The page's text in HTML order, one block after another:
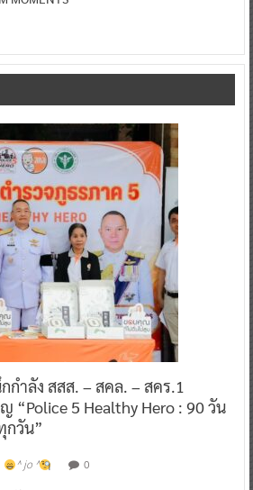
กำลัง สสส. – สคล. – สคร.1
“Police 5 Healthy Hero : 90 วัน
กวัน”
^ jo ^ 0